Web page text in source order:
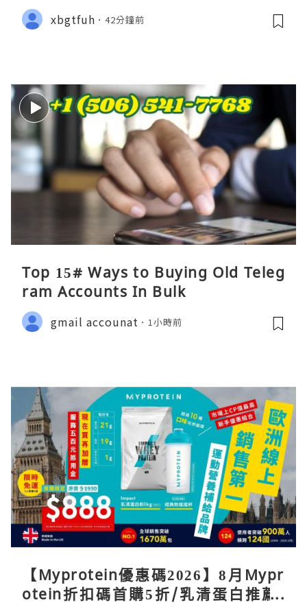
xbgtfuh 42分鐘前
Top 15# Ways to Buying Old Teleg
ram Accounts In Bulk
gmail accounat 1小時前
【Myprotein優惠碼2026】8月Mypr
otein折扣碼首購5折/乳清蛋白推薦/